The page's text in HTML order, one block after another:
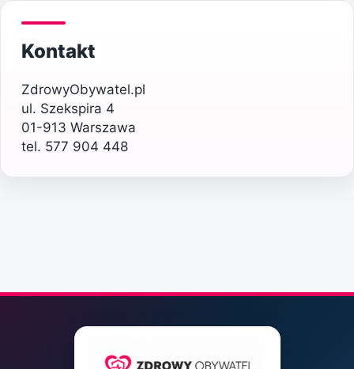
Kontakt
ZdrowyObywatel.pl
ul. Szekspira 4
01-913 Warszawa
tel. 577 904 448